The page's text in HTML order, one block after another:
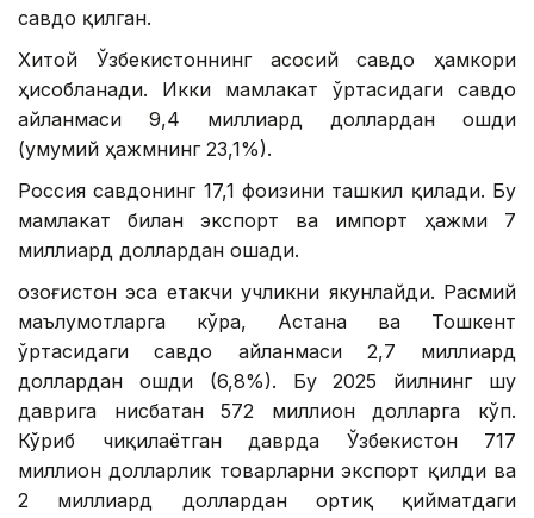
савдо қилган.
Хитой Ўзбекистоннинг асосий савдо ҳамкори
ҳисобланади. Икки мамлакат ўртасидаги савдо
айланмаси 9,4 миллиард доллардан ошди
(умумий ҳажмнинг 23,1%).
Россия савдонинг 17,1 фоизини ташкил қилади. Бу
мамлакат билан экспорт ва импорт ҳажми 7
миллиард доллардан ошади.
Қозоғистон эса етакчи учликни якунлайди. Расмий
маълумотларга кўра, Астана ва Тошкент
ўртасидаги савдо айланмаси 2,7 миллиард
доллардан ошди (6,8%). Бу 2025 йилнинг шу
даврига нисбатан 572 миллион долларга кўп.
Кўриб чиқилаётган даврда Ўзбекистон 717
миллион долларлик товарларни экспорт қилди ва
2 миллиард доллардан ортиқ қийматдаги